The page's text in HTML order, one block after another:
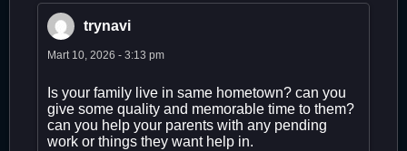
trynavi
Mart 10, 2026 - 3:13 pm
Is your family live in same hometown? can you
give some quality and memorable time to them?
can you help your parents with any pending
work or things they want help in.